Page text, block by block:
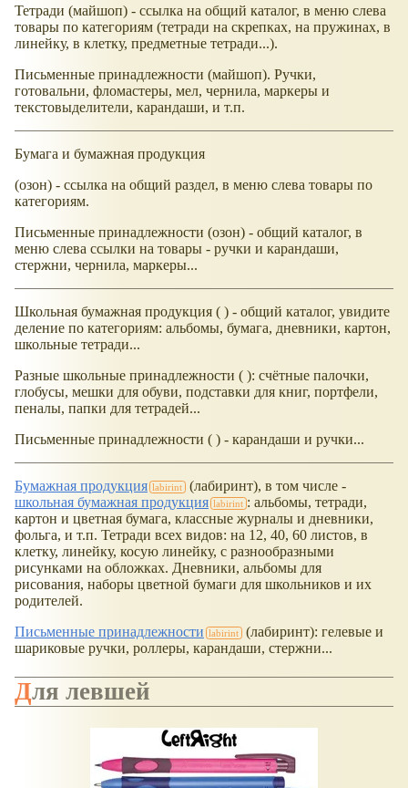
Тетради (майшоп) - ссылка на общий каталог, в меню слева
товары по категориям (тетради на скрепках, на пружинах, в
линейку, в клетку, предметные тетради...).
Письменные принадлежности (майшоп). Ручки,
готовальни, фломастеры, мел, чернила, маркеры и
текстовыделители, карандаши, и т.п.
Бумага и бумажная продукция
(озон) - ссылка на общий раздел, в меню слева товары по
категориям.
Письменные принадлежности (озон) - общий каталог, в
меню слева ссылки на товары - ручки и карандаши,
стержни, чернила, маркеры...
Школьная бумажная продукция ( ) - общий каталог, увидите
деление по категориям: альбомы, бумага, дневники, картон,
школьные тетради...
Разные школьные принадлежности ( ): счётные палочки,
глобусы, мешки для обуви, подставки для книг, портфели,
пеналы, папки для тетрадей...
Письменные принадлежности ( ) - карандаши и ручки...
Бумажная продукция
(лабиринт), в том числе -
школьная бумажная продукция
: альбомы, тетради,
картон и цветная бумага, классные журналы и дневники,
фольга, и т.п. Тетради всех видов: на 12, 40, 60 листов, в
клетку, линейку, косую линейку, с разнообразными
рисунками на обложках. Дневники, альбомы для
рисования, наборы цветной бумаги для школьников и их
родителей.
Письменные принадлежности
(лабиринт): гелевые и
шариковые ручки, роллеры, карандаши, стержни...
Для левшей